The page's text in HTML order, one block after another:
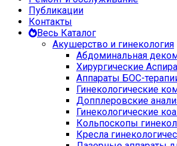
Публикации
Контакты
Весь Каталог
Акушерство и гинекология
Абдоминальная
Хирургические
Аппараты БОС-
Гинекологические
Допплеровские
Гинекологические
Кольпоскопы
Кресла